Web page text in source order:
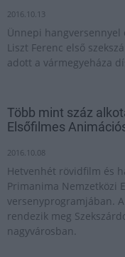
2016.10.13
Ünnepi hangversennyel
Liszt Ferenc első
adott a vármegyeháza
Több mint száz
Elsőfilmes
2016.10.08
Hetvenhét rövidfilm és
Primanima Nemzetközi
versenyprogramjában.
rendezik meg
nagyvárosban.